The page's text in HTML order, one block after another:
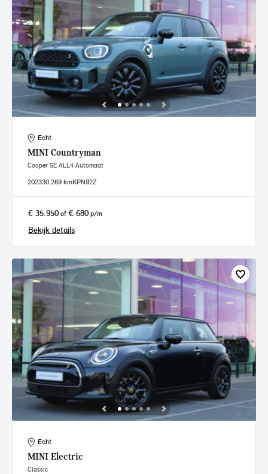
Echt
MINI Countryman
Cooper SE ALL4 Automaat
202330.269 kmKPN92Z
€ 35.950 of € 680 p/m
Bekijk details
Echt
MINI Electric
Classic